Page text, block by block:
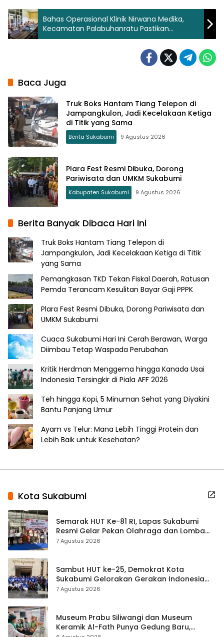
Bahas Operasional Klinik Nirwana Medika,
Kecamatan Palabuhanratu Pastikan
Kepatuhan Regulasi
Baca Juga
Truk Boks Hantam Tiang Telepon di
Jampangkulon, Jadi Kecelakaan Ketiga
di Titik yang Sama
Berita Sukabumi 9 Agustus 2026
Plara Fest Resmi Dibuka, Dorong
Pariwisata dan UMKM Sukabumi
Kabupaten Sukabumi 9 Agustus 2026
Berita Banyak Dibaca Hari Ini
Truk Boks Hantam Tiang Telepon di
Jampangkulon, Jadi Kecelakaan Ketiga di Titik
yang Sama
Pemangkasan TKD Tekan Fiskal Daerah, Ratusan
Pemda Terancam Kesulitan Bayar Gaji PPPK
Plara Fest Resmi Dibuka, Dorong Pariwisata dan
UMKM Sukabumi
Cuaca Sukabumi Hari Ini Cerah Berawan, Warga
Diimbau Tetap Waspada Perubahan
Kritik Herdman Menggema hingga Kanada Usai
Indonesia Tersingkir di Piala AFF 2026
Teh hingga Kopi, 5 Minuman Sehat yang Diyakini
Bantu Panjang Umur
Ayam vs Telur: Mana Lebih Tinggi Protein dan
Lebih Baik untuk Kesehatan?
Kota Sukabumi
Semarak HUT Ke-81 RI, Lapas Sukabumi
Resmi Gelar Pekan Olahraga dan Lomba
Tradisional
7 Agustus 2026
Sambut HUT ke-25, Demokrat Kota
Sukabumi Gelorakan Gerakan Indonesia
ASRI Lewat Aksi Bersih Masjid Agung
7 Agustus 2026
Museum Prabu Siliwangi dan Museum
Keramik Al-Fath Punya Gedung Baru,